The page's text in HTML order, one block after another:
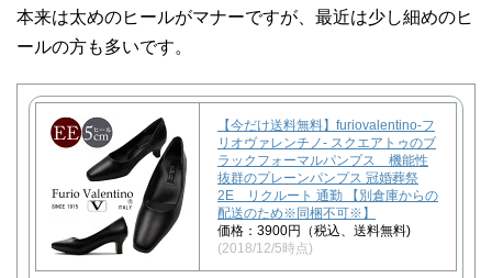
本来は太めのヒールがマナーですが、最近は少し細めのヒ
ールの方も多いです。
【今だけ送料無料】furiovalentino-フ
リオヴァレンチノ- スクエアトゥのブ
ラックフォーマルパンプス 機能性
抜群のプレーンパンプス 冠婚葬祭
2E リクルート 通勤 【別倉庫からの
配送のため※同梱不可※】
価格：3900円（税込、送料無料)
(2018/12/5時点)